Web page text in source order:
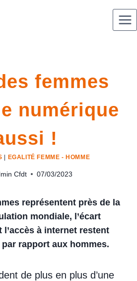
femmes
numérique
!
EGALITÉ FEMME - HOMME
Cfdt 07/03/2023
représentent près de la
mondiale, l’écart
à internet restent
rapport aux hommes.
de plus en plus d’une